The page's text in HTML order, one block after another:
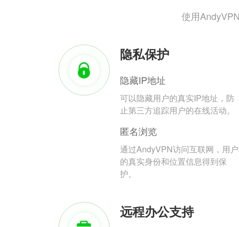
使用
隐私保护
隐藏IP地址
可以隐藏用户的真实IP地址，防
止第三方追踪用户的在线活动。
匿名浏览
通过AndyVPN访问互联网，用户
的真实身份和位置信息得到保
护。
远程办公支持